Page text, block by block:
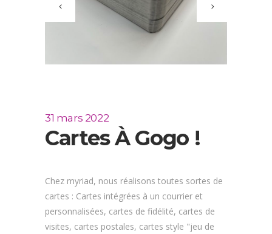
31 mars 2022
Cartes À Gogo !
Chez myriad, nous réalisons toutes sortes de
cartes : Cartes intégrées à un courrier et
personnalisées, cartes de fidélité, cartes de
visites, cartes postales, cartes style "jeu de